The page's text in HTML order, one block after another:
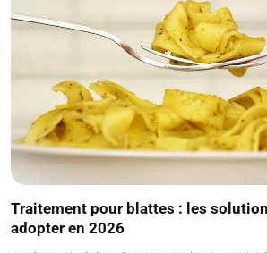
Traitement pour blattes : les
adopter en 2026